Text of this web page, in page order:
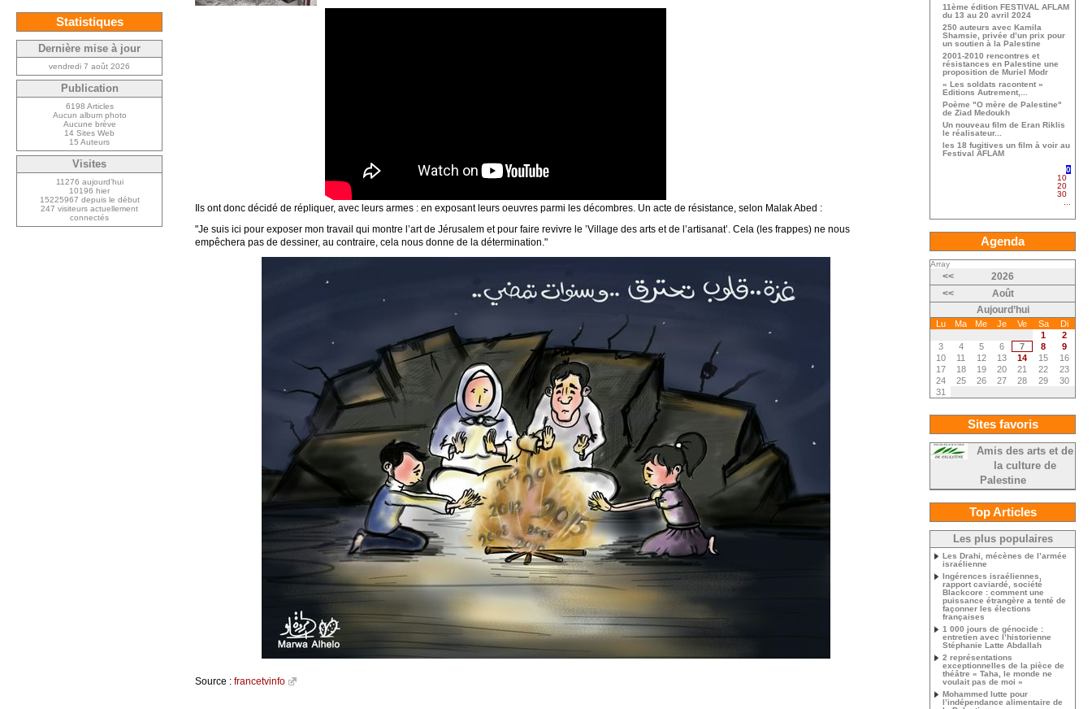
Ils ont donc décidé de répliquer, avec leurs armes : en exposant leurs oeuvres parmi les décombres. Un acte de résistance, selon Malak Abed :
"Je suis ici pour exposer mon travail qui montre l’art de Jérusalem et pour faire revivre le ’Village des arts et de l’artisanat’. Cela (les frappes) ne nous
empêchera pas de dessiner, au contraire, cela nous donne de la détermination."
Source : francetvinfo
Statistiques
Dernière mise à jour
vendredi 7 août 2026
Publication
6198 Articles
Aucun album photo
Aucune brève
14 Sites Web
15 Auteurs
Visites
11276 aujourd’hui
10196 hier
15225967 depuis le début
247 visiteurs actuellement
connectés
11ème édition FESTIVAL AFLAM
du 13 au 20 avril 2024
250 auteurs avec Kamila
Shamsie, privée d’un prix pour
un soutien à la Palestine
2001-2010 rencontres et
résistances en Palestine une
proposition de Muriel Modr
« Les soldats racontent »
Editions Autrement,...
Poème "O mère de Palestine"
de Ziad Medoukh
Un nouveau film de Eran Riklis
le réalisateur...
les 18 fugitives un film à voir au
Festival AFLAM
0
10
20
30
Agenda
Array
<<
2026
<<
Août
Aujourd’hui
Lu Ma Me Je Ve Sa
Di
1
2
3
4 5 6 7 8
9
10
11 12 13 14 15
16
17
18 19 20 21 22
23
24
25 26 27 28 29
30
31
Sites favoris
Amis des arts et de
la culture de
Palestine
Top Articles
Les plus populaires
Les Drahi, mécènes de l’armée
israélienne
Ingérences israéliennes,
rapport caviardé, société
Blackcore : comment une
puissance étrangère a tenté de
façonner les élections
françaises
1 000 jours de génocide :
entretien avec l’historienne
Stéphanie Latte Abdallah
2 représentations
exceptionnelles de la pièce de
théâtre « Taha, le monde ne
voulait pas de moi »
Mohammed lutte pour
l’indépendance alimentaire de